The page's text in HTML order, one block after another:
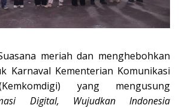
meriah dan menghebohkan
Karnaval Kementerian Komunikasi
yang mengusung
Digital, Wujudkan Indonesia